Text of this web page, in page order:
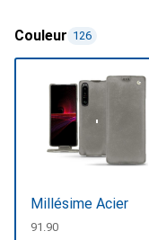
Couleur 126
Millésime Acier
CHF
91.90